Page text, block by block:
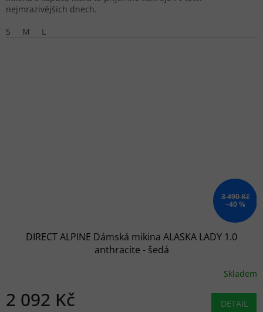
nejmrazivějších dnech.
S
M L
3 490 Kč
–40 %
DIRECT ALPINE Dámská mikina ALASKA LADY 1.0
anthracite - šedá
Skladem
2 092 Kč DETAIL